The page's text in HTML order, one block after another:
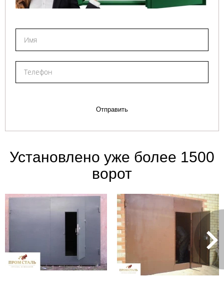
Отправить
Установлено уже более 1500
ворот